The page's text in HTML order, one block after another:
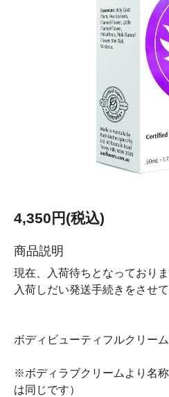
4,350円(税込)
商品説明
現在、入荷待ちとなっておりま
入荷しだい発送手続きをさせ
ボディビューティフルクリー
※ボディラブクリームより名
は同じです）